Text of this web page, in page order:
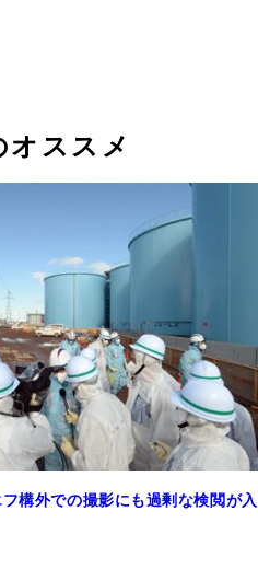
オススメ
構外での撮影にも過剰な検閲が入